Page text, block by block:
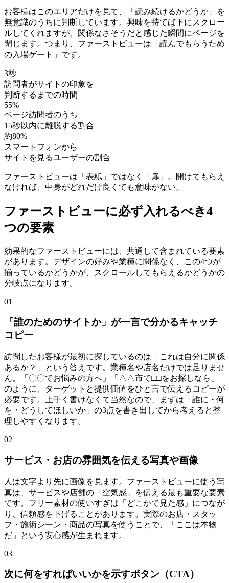
お客様はこのエリアだけを見て、「読み続けるかどうか」を
無意識のうちに判断しています。興味を持てば下にスクロー
ルしてくれますが、関係なさそうだと感じた瞬間にページを
閉じます。つまり、ファーストビューは「読んでもらうため
の入場ゲート」です。
3秒
訪問者がサイトの印象を
判断するまでの時間
55%
ページ訪問者のうち
15秒以内に離脱する割合
約80%
スマートフォンから
サイトを見るユーザーの割合
ファーストビューは「表紙」ではなく「扉」。開けてもらえ
なければ、中身がどれだけ良くても意味がない。
ファーストビューに必ず入れるべき4
つの要素
効果的なファーストビューには、共通して含まれている要素
があります。デザインの好みや業種に関係なく、この4つが
揃っているかどうかが、スクロールしてもらえるかどうかの
分岐点になります。
01
「誰のためのサイトか」が一言で分かるキャッチ
コピー
訪問したお客様が最初に探しているのは「これは自分に関係
あるか？」という答えです。業種名や店名だけでは足りませ
ん。「〇〇でお悩みの方へ」「△△市で□□をお探しなら」
のように、ターゲットと提供価値をひと言で伝えるコピーが
必要です。上手く書けなくて当然なので、まずは「誰に・何
を・どうしてほしいか」の3点を書き出してから考えると整
理しやすくなります。
02
サービス・お店の雰囲気を伝える写真や画像
人は文字より先に画像を見ます。ファーストビューに使う写
真は、サービスや店舗の「空気感」を伝える最も重要な要素
です。フリー素材の使いすぎは「どこかで見た感」につなが
り、信頼感を下げることがあります。実際のお店・スタッ
フ・施術シーン・商品の写真を使うことで、「ここは本物
だ」という安心感が生まれます。
03
次に何をすればいいかを示すボタン（CTA）